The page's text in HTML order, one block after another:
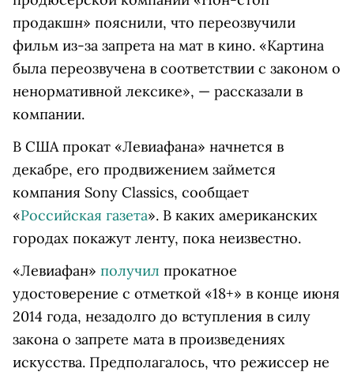
продакшн» пояснили, что переозвучили
фильм из-за запрета на мат в кино. «Картина
была переозвучена в соответствии с законом о
ненормативной лексике», — рассказали в
компании.
В США прокат «Левиафана» начнется в
декабре, его продвижением займется
компания Sony Classics, сообщает
«Российская газета». В каких американских
городах покажут ленту, пока неизвестно.
«Левиафан» получил прокатное
удостоверение с отметкой «18+» в конце июня
2014 года, незадолго до вступления в силу
закона о запрете мата в произведениях
искусства. Предполагалось, что режиссер не